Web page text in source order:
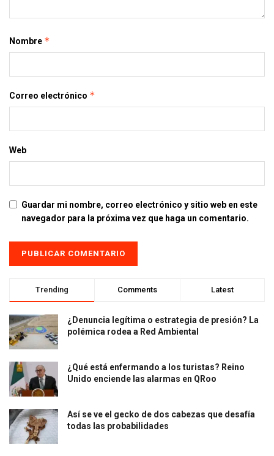
Nombre *
Correo electrónico *
Web
Guardar mi nombre, correo electrónico y sitio web en este
navegador para la próxima vez que haga un comentario.
Trending Comments Latest
¿Denuncia legítima o estrategia de presión? La
polémica rodea a Red Ambiental
¿Qué está enfermando a los turistas? Reino
Unido enciende las alarmas en QRoo
Así se ve el gecko de dos cabezas que desafía
todas las probabilidades